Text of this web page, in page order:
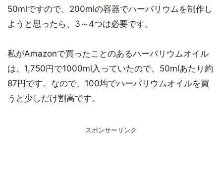
50mlですので、200mlの容器でハーバリウムを制作し
ようと思ったら、3～4つは必要です。
私がAmazonで買ったことのあるハーバリウムオイル
は、1,750円で1000ml入っていたので、50mlあたり約
87円です。なので、100均でハーバリウムオイルを買
うと少しだけ割高です。
スポンサーリンク